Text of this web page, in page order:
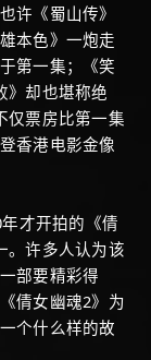
许《蜀山传》
本色》一炮走
第一集；《笑
》却也堪称绝
仅票房比第一集
香港电影金像
才开拍的《倩
。许多人认为该
部要精彩得
倩女幽魂2》为
个什么样的故